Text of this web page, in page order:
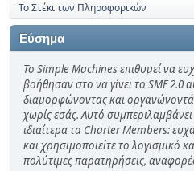
Το Στέκι των Πληροφορικών
Εύσημα
Το Simple Machines επιθυμεί να
βοήθησαν στο να γίνει το SMF 2.0
διαμορφώνοντας και
χωρίς εσάς. Αυτό
ιδιαίτερα τα Charter Members:
και χρησιμοποιείτε το λογισμικό
πολύτιμες παρατηρήσεις,